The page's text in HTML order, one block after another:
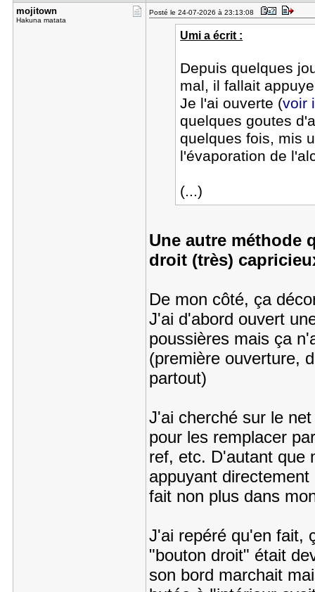
mojitown
Hakuna matata
Posté le 24-07-2026 à 23:13:08
Umi a écrit :
Depuis quelques
mal, il fallait
Je l'ai ouverte (voir
quelques goutes
quelques fois, mis
l'évaporation de
(...)
Une autre méthode
droit (très)
De mon côté, ça
J'ai d'abord ouvert
poussières mais ça
(première ouverture,
partout)
J'ai cherché sur le
pour les remplacer
ref, etc. D'autant que
appuyant
fait non plus dans
J'ai repéré qu'en fait,
"bouton droit" était
son bord marchait